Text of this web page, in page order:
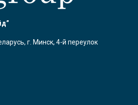
г. Минск, 4-й переулок